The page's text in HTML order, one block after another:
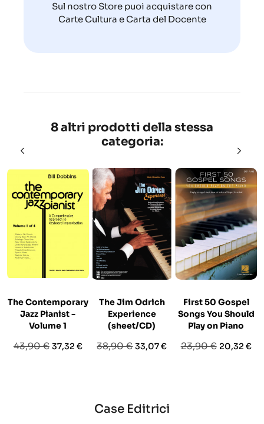
Sul nostro Store puoi acquistare con
Carte Cultura e Carta del Docente
8 altri prodotti della stessa
categoria:
The Contemporary
Jazz Pianist -
Volume 1
Prezzo
43,90 € Prezzo
37,32 €
The Jim Odrich
Experience
(sheet/CD)
Prezzo
38,90 €Prezzo
33,07 €
First 50 Gospel
Songs You Should
Play on Piano
Prezzo
23,90 € Prezzo
20,32 €
Case Editrici